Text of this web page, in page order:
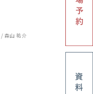
/ 森山 祐介